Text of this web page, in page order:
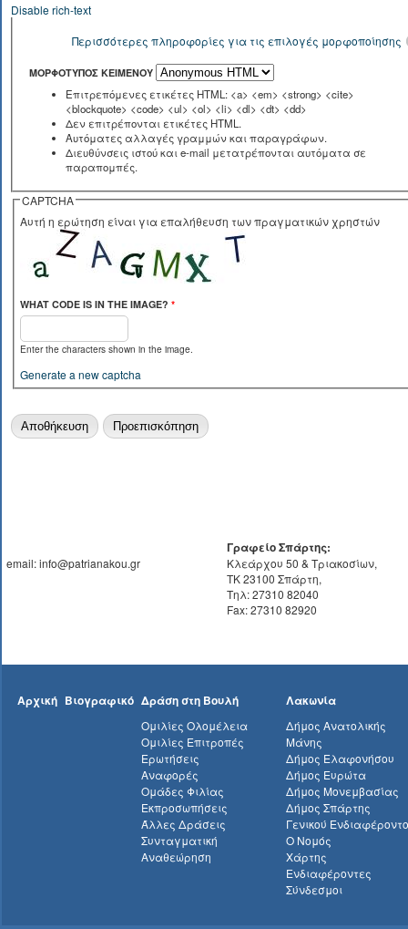
Disable rich-text
Περισσότερες πληροφορίες για τις επιλογές μορφοποίησης
ΜΟΡΦΌΤΥΠΟΣ ΚΕΙΜΈΝΟΥ
Επιτρεπόμενες ετικέτες HTML: <a> <em> <strong> <cite>
<blockquote> <code> <ul> <ol> <li> <dl> <dt> <dd>
Δεν επιτρέπονται ετικέτες HTML.
Αυτόματες αλλαγές γραμμών και παραγράφων.
Διευθύνσεις ιστού και e-mail μετατρέπονται αυτόματα σε
παραπομπές.
CAPTCHA
Αυτή η ερώτηση είναι για επαλήθευση των πραγματικών χρηστών
WHAT CODE IS IN THE IMAGE? *
Enter the characters shown in the image.
Generate a new captcha
email: info@patrianakou.gr
Γραφείο Σπάρτης:
Κλεάρχου 50 & Τριακοσίων,
ΤΚ 23100 Σπάρτη,
Τηλ: 27310 82040
Fax: 27310 82920
Αρχική Βιογραφικό Δράση στη Βουλή
Ομιλίες Ολομέλεια
Ομιλίες Επιτροπές
Ερωτήσεις
Αναφορές
Ομάδες Φιλίας
Εκπροσωπήσεις
Άλλες Δράσεις
Συνταγματική
Αναθεώρηση
Λακωνία
Δήμος Ανατολικής
Μάνης
Δήμος Ελαφονήσου
Δήμος Ευρώτα
Δήμος Μονεμβασίας
Δήμος Σπάρτης
Γενικού
Ο Νομός
Χάρτης
Ενδιαφέροντες
Σύνδεσμοι